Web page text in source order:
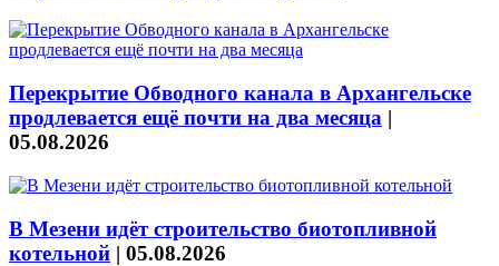
Перекрытие Обводного канала в Архангельске
продлевается ещё почти на два месяца |
05.08.2026
В Мезени идёт строительство биотопливной
котельной | 05.08.2026